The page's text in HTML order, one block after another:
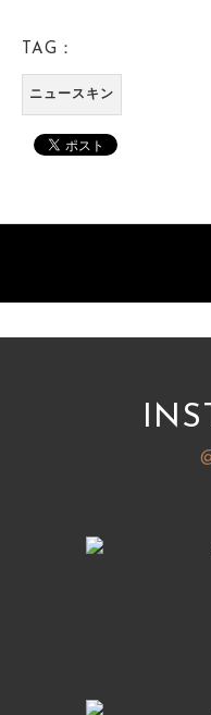
TAG：
ニュースキン